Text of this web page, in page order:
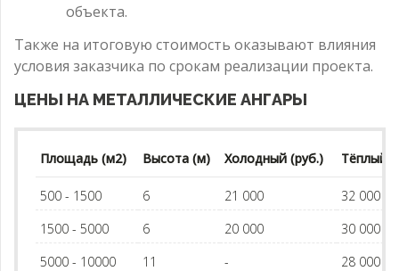
объекта.
Также на итоговую стоимость оказывают влияния
условия заказчика по срокам реализации проекта.
ЦЕНЫ НА МЕТАЛЛИЧЕСКИЕ АНГАРЫ
Площадь (м2) Высота (м) Холодный (руб.) Тёплый
500 - 1500 6 21 000
32 000
1500 - 5000
6 20 000
30 000
5000 - 10000
11 -
28 000